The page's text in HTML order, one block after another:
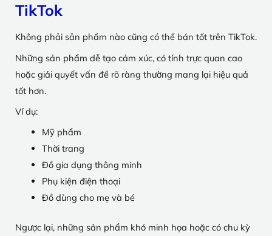
TikTok
Không phải sản phẩm nào cũng có thể bán tốt trên TikTok.
Những sản phẩm dễ tạo cảm xúc, có tính trực quan cao
hoặc giải quyết vấn đề rõ ràng thường mang lại hiệu quả
tốt hơn.
Ví dụ:
Mỹ phẩm
Thời trang
Đồ gia dụng thông minh
Phụ kiện điện thoại
Đồ dùng cho mẹ và bé
Ngược lại, những sản phẩm khó minh họa hoặc có chu kỳ